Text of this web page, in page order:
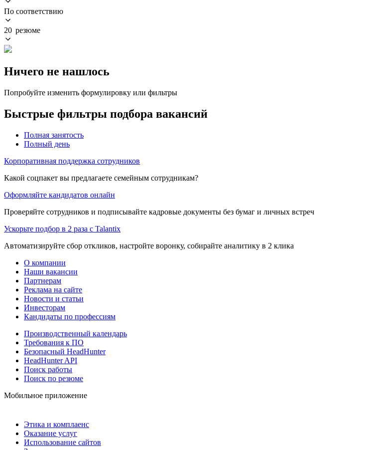
По соответствию
20 резюме
Ничего не нашлось
Попробуйте изменить формулировку или фильтры
Быстрые фильтры подбора вакансий
Полная занятость
Полный день
Корпоративная поддержка сотрудников
Какой соцпакет вы предлагаете семейным сотрудникам?
Оформляйте кандидатов онлайн
Проверяйте сотрудников и подписывайте кадровые документы без бумаг и личных встреч
Ускорьте подбор в 2 раза с Talantix
Автоматизируйте сбор откликов, настройте воронку, собирайте аналитику в 2 клика
О компании
Наши вакансии
Партнерам
Реклама на сайте
Новости и статьи
Инвесторам
Кандидаты по профессиям
Производственный календарь
Требования к ПО
Безопасный HeadHunter
HeadHunter API
Поиск работы
Поиск по резюме
Мобильное приложение
Этика и комплаенс
Оказание услуг
Использование сайтов